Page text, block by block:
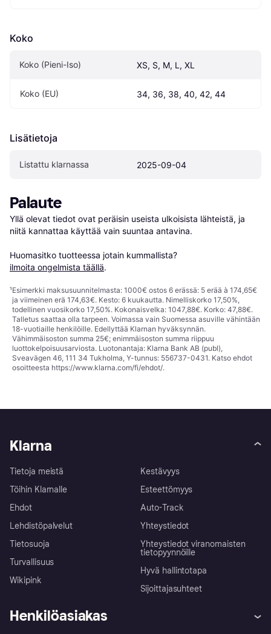
Koko
Koko (Pieni-Iso) XS, S, M, L, XL
Koko (EU) 34, 36, 38, 40, 42, 44
Lisätietoja
Listattu klarnassa 2025-09-04
Palaute
Yllä olevat tiedot ovat peräisin useista ulkoisista lähteistä, ja
niitä kannattaa käyttää vain suuntaa antavina.
Huomasitko tuotteessa jotain kummallista?
ilmoita ongelmista täällä.
¹Esimerkki maksusuunnitelmasta: 1000€ ostos 6 erässä: 5 erää à 174,65€
ja viimeinen erä 174,63€. Kesto: 6 kuukautta. Nimelliskorko 17,50%,
todellinen vuosikorko 17,50%. Kokonaisvelka: 1047,88€. Korko: 47,88€.
Talletus saattaa olla tarpeen. Voimassa vain Suomessa asuville vähintään
18-vuotiaille henkilöille. Edellyttää Klarnan hyväksynnän.
Vähimmäisoston summa 25€; enimmäisoston summa riippuu
luottokelpoisuusarviosta. Luotonantaja: Klarna Bank AB (publ),
Sveavägen 46, 111 34 Tukholma, Y-tunnus: 556737-0431. Katso ehdot
osoitteesta https://www.klarna.com/fi/ehdot/.
Klarna
Tietoja meistä
Töihin Klarnalle
Ehdot
Lehdistöpalvelut
Tietosuoja
Turvallisuus
Wikipink
Kestävyys
Esteettömyys
Auto-Track
Yhteystiedot
Yhteystiedot viranomaisten
tietopyynnöille
Hyvä hallintotapa
Sijoittajasuhteet
Henkilöasiakas